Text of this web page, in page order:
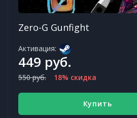
Zero-G Gunfight
Активация:
449 руб.
550 руб. 18% скидка
Купить